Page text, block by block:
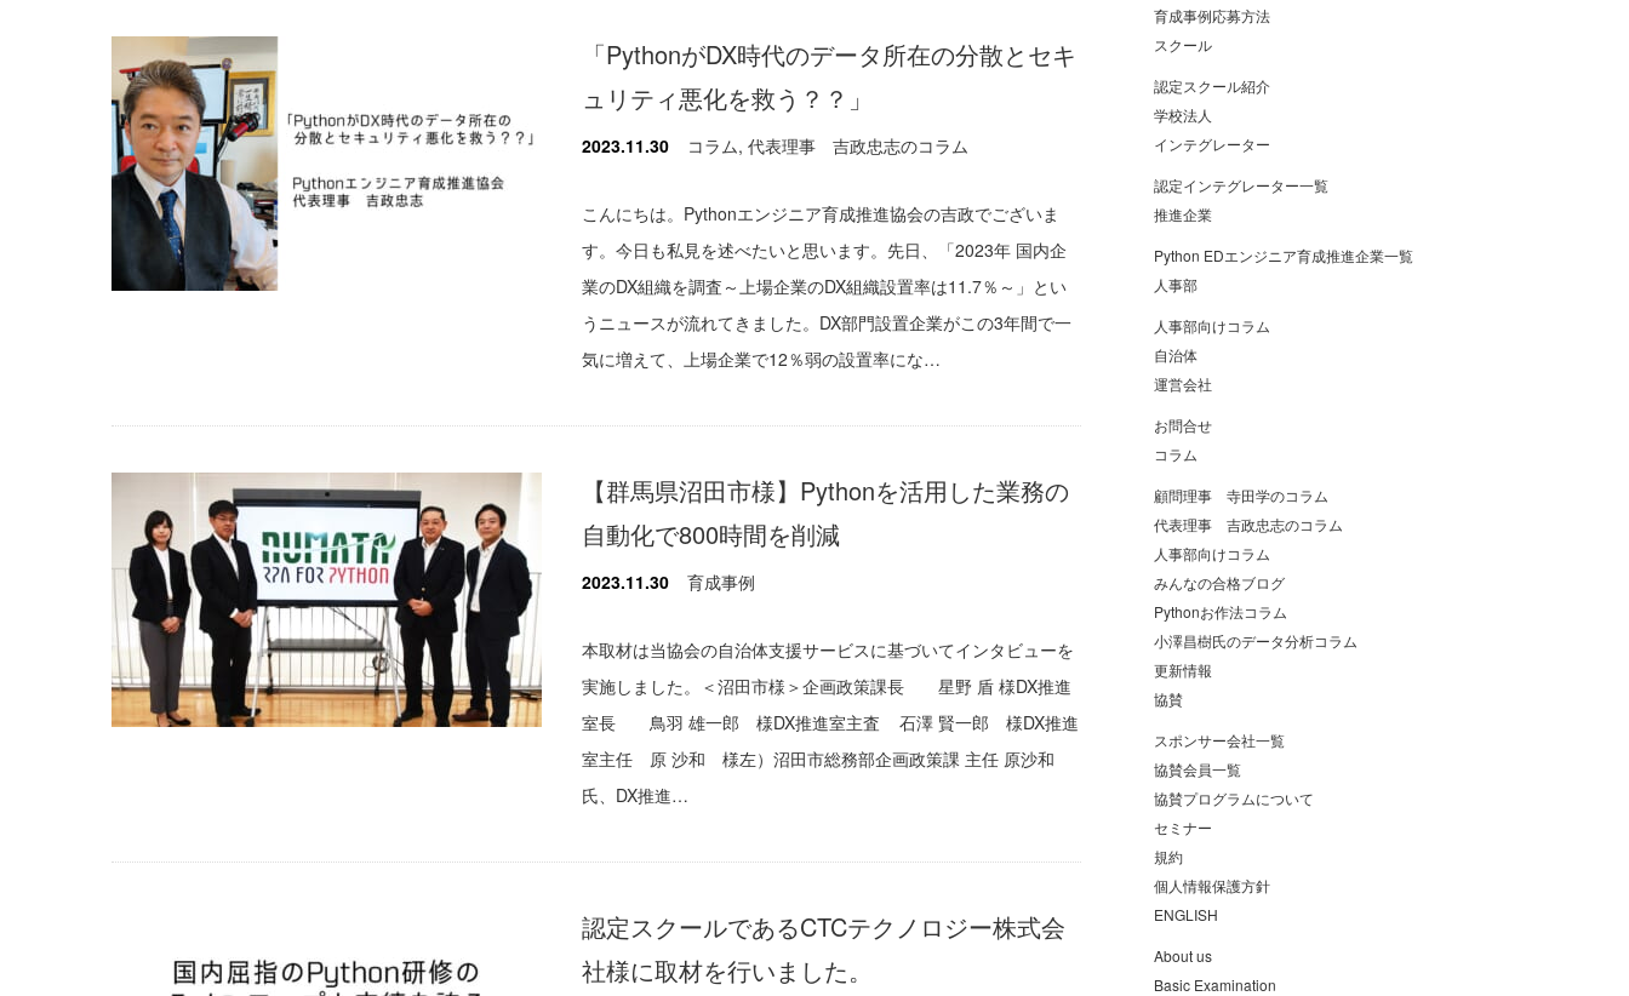
「PythonがDX時代のデータ所在の分散とセキ
ュリティ悪化を救う？？」
2023.11.30 コラム, 代表理事 吉政忠志のコラム
こんにちは。Pythonエンジニア育成推進協会の吉政でございま
す。今日も私見を述べたいと思います。先日、「2023年 国内企
業のDX組織を調査～上場企業のDX組織設置率は11.7％～」とい
うニュースが流れてきました。DX部門設置企業がこの3年間で一
気に増えて、上場企業で12％弱の設置率にな…
【群馬県沼田市様】Pythonを活用した業務の
自動化で800時間を削減
2023.11.30 育成事例
本取材は当協会の自治体支援サービスに基づいてインタビューを
実施しました。＜沼田市様＞企画政策課長 星野 盾 様DX推進
室長 鳥羽 雄一郎 様DX推進室主査 石澤 賢一郎 様DX推進
室主任 原 沙和 様左）沼田市総務部企画政策課 主任 原沙和
氏、DX推進…
認定スクールであるCTCテクノロジー株式会
社様に取材を行いました。
育成事例応募方法
スクール
認定スクール紹介
学校法人
インテグレーター
認定インテグレーター一覧
推進企業
Python EDエンジニア育成推進企業一覧
人事部
人事部向けコラム
自治体
運営会社
お問合せ
コラム
顧問理事 寺田学のコラム
代表理事 吉政忠志のコラム
人事部向けコラム
みんなの合格ブログ
Pythonお作法コラム
小澤昌樹氏のデータ分析コラム
更新情報
協賛
スポンサー会社一覧
協賛会員一覧
協賛プログラムについて
セミナー
規約
個人情報保護方針
ENGLISH
About us
Basic Examination